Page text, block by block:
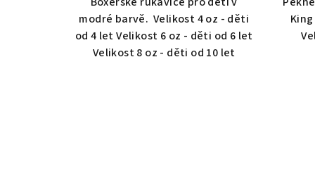
modré barvě. Velikost 4 oz - děti
od 4 let Velikost 6 oz - děti od 6 let
Velikost 8 oz - děti od 10 let